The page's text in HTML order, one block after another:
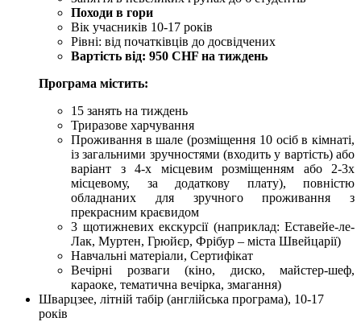
Походи в гори
Вік учасників 10-17 років
Рівні: від початківців до досвідчених
Вартість від: 950 CHF на тиждень
Програма містить:
15 занять на тиждень
Триразове харчування
Проживання в шале (розміщення 10 осіб в кімнаті,
із загальними зручностями (входить у вартість) або
варіант з 4-х місцевим розміщенням або 2-3х
місцевому, за додаткову плату), повністю
обладнаних для зручного проживання з
прекрасним краєвидом
3 щотижневих екскурсії (наприклад: Еставейе-ле-
Лак, Муртен, Грюйєр, Фрібур – міста Швейцарії)
Навчальні матеріали, Сертифікат
Вечірні розваги (кіно, диско, майстер-шеф,
караоке, тематична вечірка, змагання)
Шварцзее, літній табір (англійська програма), 10-17
років